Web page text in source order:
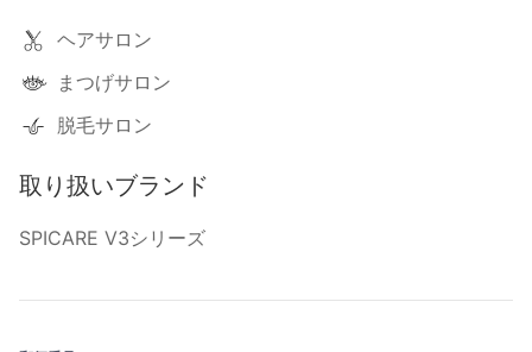
ヘアサロン
まつげサロン
脱毛サロン
取り扱いブランド
SPICARE V3シリーズ